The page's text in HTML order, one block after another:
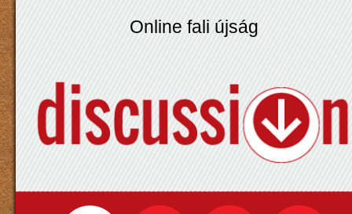
Online fali újság